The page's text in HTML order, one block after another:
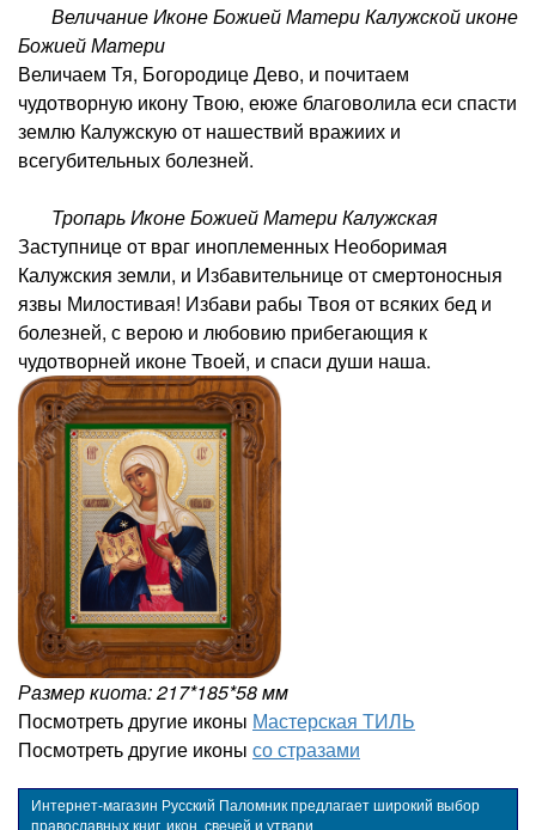
Величание Иконе Божией Матери Калужской иконе
Божией Матери
Величаем Тя, Богородице Дево, и почитаем
чудотворную икону Твою, еюже благоволила еси спасти
землю Калужскую от нашествий вражиих и
всегубительных болезней.
Тропарь Иконе Божией Матери Калужская
Заступнице от враг иноплеменных Необоримая
Калужския земли, и Избавительнице от смертоносныя
язвы Милостивая! Избави рабы Твоя от всяких бед и
болезней, с верою и любовию прибегающия к
чудотворней иконе Твоей, и спаси души наша.
Размер киота: 217*185*58 мм
Посмотреть другие иконы Мастерская ТИЛЬ
Посмотреть другие иконы со стразами
Интернет-магазин Русский Паломник предлагает широкий выбор
православных книг, икон, свечей и утвари.